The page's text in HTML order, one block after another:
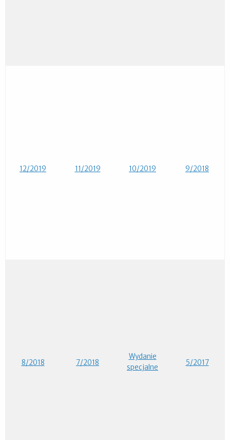
12/2019 11/2019 10/2019 9/2018
8/2018 7/2018
Wydanie
specjalne
5/2017